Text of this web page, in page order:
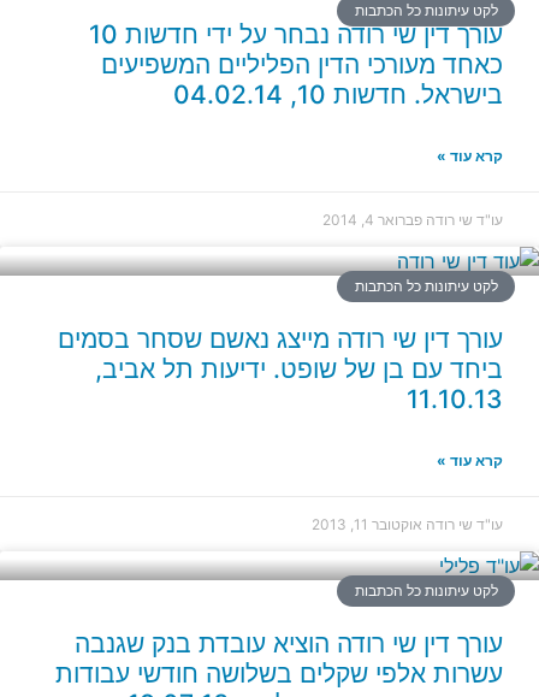
לקט עיתונות כל הכתבות
עורך דין שי רודה נבחר על ידי חדשות 10
כאחד מעורכי הדין הפליליים המשפיעים
בישראל. חדשות 10, 04.02.14
קרא עוד »
עו"ד שי רודה פברואר 4, 2014
לקט עיתונות כל הכתבות
עורך דין שי רודה מייצג נאשם שסחר בסמים
ביחד עם בן של שופט. ידיעות תל אביב,
11.10.13
קרא עוד »
עו"ד שי רודה אוקטובר 11, 2013
לקט עיתונות כל הכתבות
עורך דין שי רודה הוציא עובדת בנק שגנבה
עשרות אלפי שקלים בשלושה חודשי עבודות